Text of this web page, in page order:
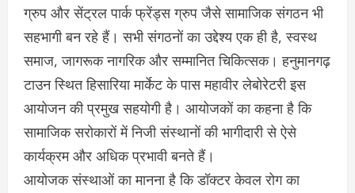
ग्रुप और सेंट्रल पार्क फ्रेंड्स ग्रुप जैसे सामाजिक संगठन भी
सहभागी बन रहे हैं। सभी संगठनों का उद्देश्य एक ही है, स्वस्थ
समाज, जागरूक नागरिक और सम्मानित चिकित्सक। हनुमानगढ़
टाउन स्थित हिसारिया मार्केट के पास महावीर लेबोरेटरी इस
आयोजन की प्रमुख सहयोगी है। आयोजकों का कहना है कि
सामाजिक सरोकारों में निजी संस्थानों की भागीदारी से ऐसे
कार्यक्रम और अधिक प्रभावी बनते हैं।
आयोजक संस्थाओं का मानना है कि डॉक्टर केवल रोग का